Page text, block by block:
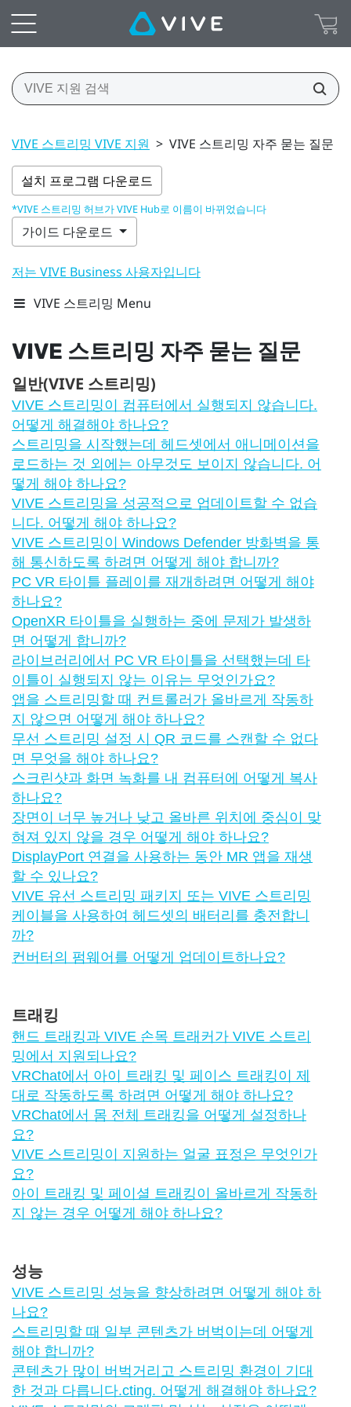
VIVE 스트리밍 VIVE 지원 > VIVE 스트리밍 자주 묻는 질문
설치 프로그램 다운로드
*VIVE 스트리밍 허브가 VIVE Hub로 이름이 바뀌었습니다
가이드 다운로드
저는 VIVE Business 사용자입니다
VIVE 스트리밍 Menu
VIVE 스트리밍 자주 묻는 질문
일반(VIVE 스트리밍)
VIVE 스트리밍이 컴퓨터에서 실행되지 않습니다.
어떻게 해결해야 하나요?
스트리밍을 시작했는데 헤드셋에서 애니메이션을
로드하는 것 외에는 아무것도 보이지 않습니다. 어
떻게 해야 하나요?
VIVE 스트리밍을 성공적으로 업데이트할 수 없습
니다. 어떻게 해야 하나요?
VIVE 스트리밍이 Windows Defender 방화벽을 통
해 통신하도록 하려면 어떻게 해야 합니까?
PC VR 타이틀 플레이를 재개하려면 어떻게 해야
하나요?
OpenXR 타이틀을 실행하는 중에 문제가 발생하
면 어떻게 합니까?
라이브러리에서 PC VR 타이틀을 선택했는데 타
이틀이 실행되지 않는 이유는 무엇인가요?
앱을 스트리밍할 때 컨트롤러가 올바르게 작동하
지 않으면 어떻게 해야 하나요?
무선 스트리밍 설정 시 QR 코드를 스캔할 수 없다
면 무엇을 해야 하나요?
스크린샷과 화면 녹화를 내 컴퓨터에 어떻게 복사
하나요?
장면이 너무 높거나 낮고 올바른 위치에 중심이 맞
혀져 있지 않을 경우 어떻게 해야 하나요?
DisplayPort 연결을 사용하는 동안 MR 앱을 재생
할 수 있나요?
VIVE 유선 스트리밍 패키지 또는 VIVE 스트리밍
케이블을 사용하여 헤드셋의 배터리를 충전합니
까?
컨버터의 펌웨어를 어떻게 업데이트하나요?
트래킹
핸드 트래킹과 VIVE 손목 트래커가 VIVE 스트리
밍에서 지원되나요?
VRChat에서 아이 트래킹 및 페이스 트래킹이 제
대로 작동하도록 하려면 어떻게 해야 하나요?
VRChat에서 몸 전체 트래킹을 어떻게 설정하나
요?
VIVE 스트리밍이 지원하는 얼굴 표정은 무엇인가
요?
아이 트래킹 및 페이셜 트래킹이 올바르게 작동하
지 않는 경우 어떻게 해야 하나요?
성능
VIVE 스트리밍 성능을 향상하려면 어떻게 해야 하
나요?
스트리밍할 때 일부 콘텐츠가 버벅이는데 어떻게
해야 합니까?
콘텐츠가 많이 버벅거리고 스트리밍 환경이 기대
한 것과 다릅니다.cting. 어떻게 해결해야 하나요?